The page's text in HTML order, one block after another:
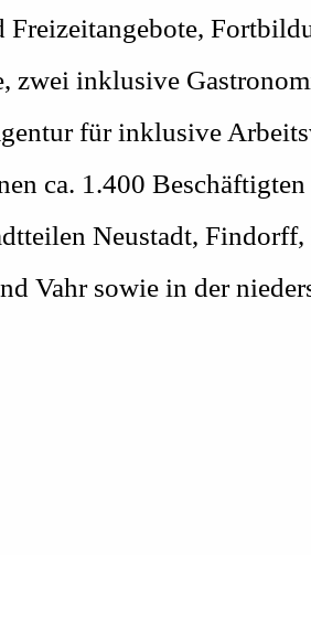
zwei inklusive
für inklusive
ca. 1.400
Neustadt,
Vahr sowie in der